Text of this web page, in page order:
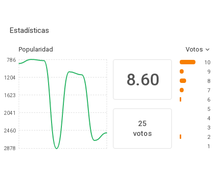
Estadísticas
Popularidad Votos
786
1204
1623
2041
2460
2878
8.60
25
votos
10
9
8
7
6
5
4
3
2
1